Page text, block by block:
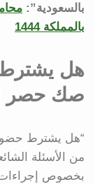
بالسعودية”:
بالمملكة 1444
هل يشترط
صك حصر
“هل يشترط
من الأسئلة
بخصوص